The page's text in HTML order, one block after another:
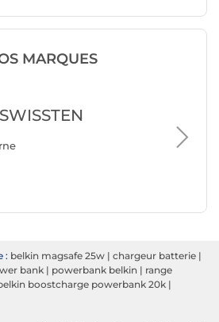
MARQUES
SWISSTEN
: belkin magsafe 25w | chargeur batterie |
bank | powerbank belkin | range
boostcharge powerbank 20k |